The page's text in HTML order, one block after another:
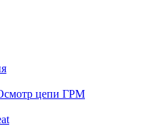
цепи ГРМ